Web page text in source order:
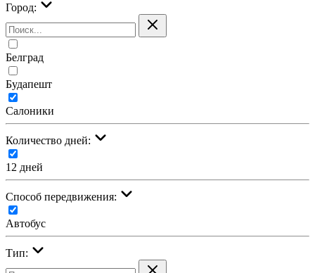
Город:
Белград
Будапешт
Салоники
Количество дней:
12 дней
Cпособ передвижения:
Автобус
Тип: